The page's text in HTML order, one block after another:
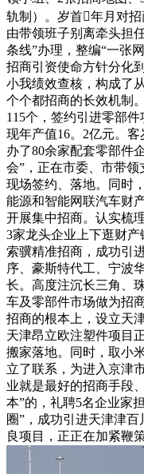
轨制）。岁首年月对
由带领班子别离牵头担
条线”办理，整编“一张
招商引资使命方针分化
小我绩效查核，构成了
个个都招商的长效机制
115个，签约引进零部
现年产值16。2亿元。
办了80余家配套零部件
会”，正在市委、市带
现场签约、落地。同时
能源和智能网联汽车财
开展集中招商。认实梳
3家龙头企业上下逛财
索骥精准招商，成功引
序、豪斯特代工、宁波
长。高度注沉长三角、
车及零部件市场做为招
招商的根本上，设立天
天津昂立欧注塑件项目
搬家落地。同时，取小
立了联系，为进入京津
业就是最好的招商手段
本”的，礼聘5名企业家
圈”，成功引进天津津
良项目，正正在加紧鞭